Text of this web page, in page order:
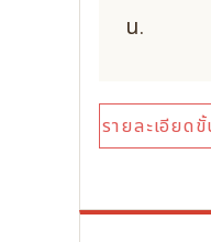
น.
รายละเอียด